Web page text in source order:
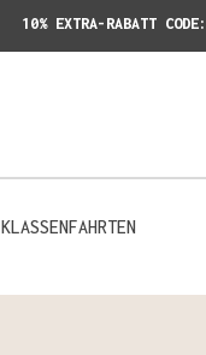
10% EXTRA-RABATT
KLASSENFAHRTEN